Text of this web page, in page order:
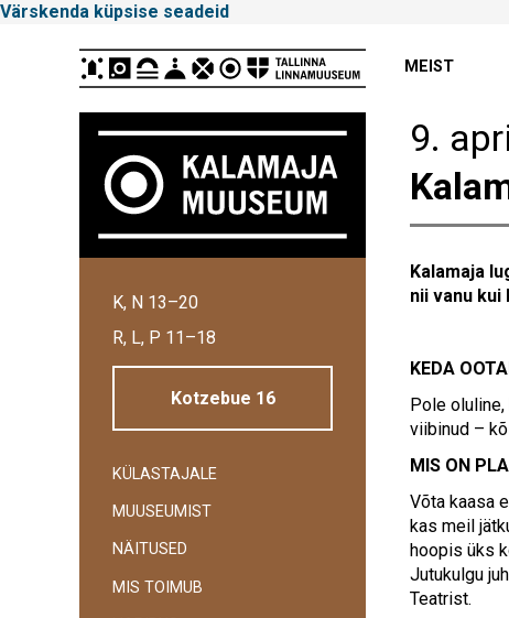
Värskenda küpsise seadeid
Linnamuuseum
MEIST
K, N 13–20
R, L, P 11–18
Kotzebue 16
KÜLASTAJALE
MUUSEUMIST
NÄITUSED
MIS TOIMUB
9.
Kalamaja
nii vanu kui
KEDA
Pole
viibinud –
MIS ON
Võta kaasa
kas meil
hoopis üks
Jutukulgu
Teatrist.